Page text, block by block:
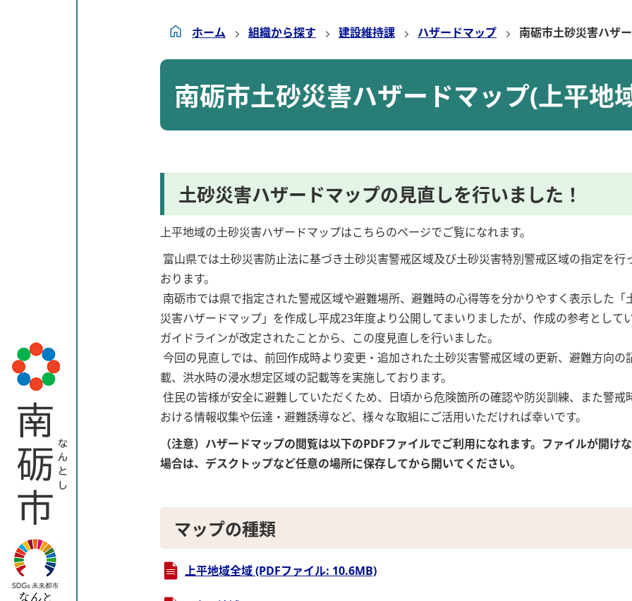
ホーム 組織から探す 建設維持課 ハザードマップ 南砺市土砂災害ハザ
南砺市土砂災害ハザードマップ(上平地
土砂災害ハザードマップの見直しを行いました！
上平地域の土砂災害ハザードマップはこちらのページでご覧になれます。
富山県では土砂災害防止法に基づき土砂災害警戒区域及び土砂災害特別警戒区域の指定を行
おります。
南砺市では県で指定された警戒区域や避難場所、避難時の心得等を分かりやすく表示した「
災害ハザードマップ」を作成し平成23年度より公開してまいりましたが、作成の参考として
ガイドラインが改定されたことから、この度見直しを行いました。
今回の見直しでは、前回作成時より変更・追加された土砂災害警戒区域の更新、避難方向の
載、洪水時の浸水想定区域の記載等を実施しております。
住民の皆様が安全に避難していただくため、日頃から危険箇所の確認や防災訓練、また警戒
おける情報収集や伝達・避難誘導など、様々な取組にご活用いただければ幸いです。
（注意）ハザードマップの閲覧は以下のPDFファイルでご利用になれます。ファイルが開け
場合は、デスクトップなど任意の場所に保存してから開いてください。
マップの種類
上平地域全域 (PDFファイル: 10.6MB)